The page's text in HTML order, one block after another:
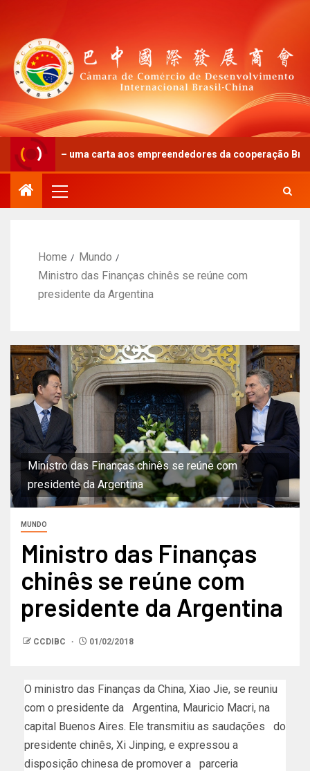
– uma carta aos empreendedores da cooperação Brasil-China
Home
Mundo
Ministro das Finanças chinês se reúne com
presidente da Argentina
Ministro das Finanças chinês se reúne com
presidente da Argentina
MUNDO
Ministro das Finanças
chinês se reúne com
presidente da Argentina
CCDIBC 01/02/2018
O ministro das Finanças da China, Xiao Jie, se reuniu
com o presidente da Argentina, Mauricio Macri, na
capital Buenos Aires. Ele transmitiu as saudações do
presidente chinês, Xi Jinping, e expressou a
disposição chinesa de promover a parceria